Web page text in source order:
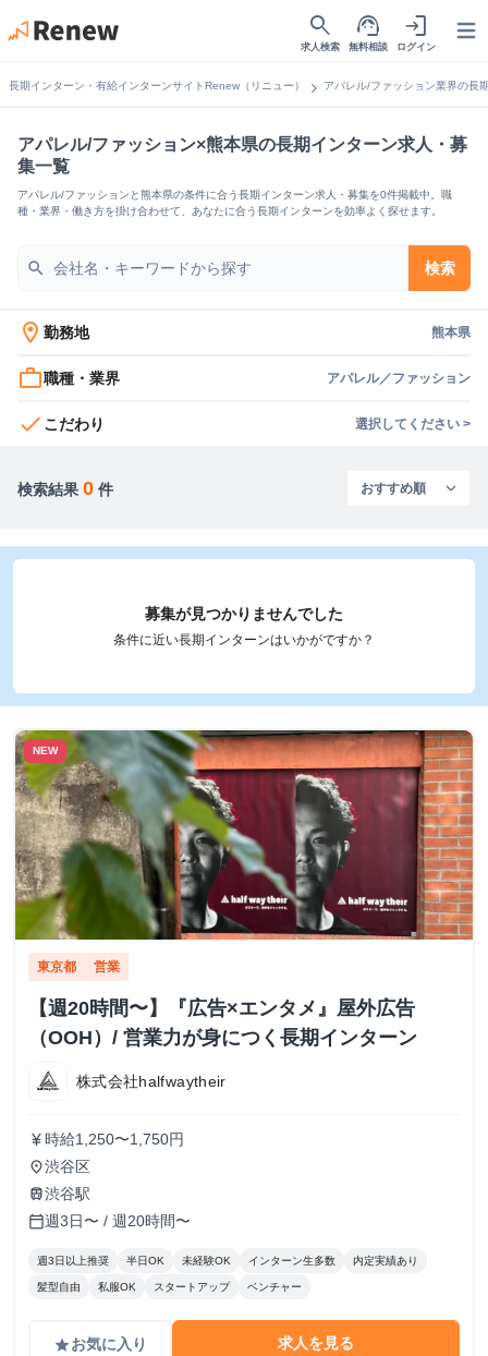
search
求人検索
support_agent
無料相談
login
ログイン
長期インターン・有給インターンサイトRenew（リニュー） chevron_right アパレル/ファッション業界の長
アパレル/ファッション×熊本県の長期インターン求人・募
集一覧
アパレル/ファッションと熊本県の条件に合う長期インターン求人・募集を0件掲載中。職
種・業界・働き方を掛け合わせて、あなたに合う長期インターンを効率よく探せます。
search 検索
location_on 勤務地 熊本県
work_outline職種・業界 アパレル／ファッション
check こだわり 選択してください >
検索結果 0 件
募集が見つかりませんでした
条件に近い長期インターンはいかがですか？
NEW
東京都 営業
【週20時間〜】『広告×エンタメ』屋外広告
（OOH）/ 営業力が身につく長期インターン
株式会社halfwaytheir
currency_yen 時給1,250〜1,750円
place渋谷区
train渋谷駅
calendar_today週3日〜 / 週20時間〜
週3日以上推奨 半日OK 未経験OK インターン生多数 内定実績あり
髪型自由 私服OK スタートアップ ベンチャー
gradeお気に入り 求人を見る